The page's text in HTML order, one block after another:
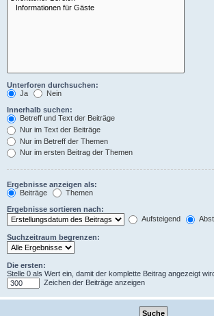
Unterforen durchsuchen:
Ja
Nein
Innerhalb suchen:
Betreff und Text der Beiträge
Nur im Text der Beiträge
Nur im Betreff der Themen
Nur im ersten Beitrag der Themen
Ergebnisse anzeigen als:
Beiträge
Themen
Ergebnisse sortieren nach:
Aufsteigend
Suchzeitraum begrenzen:
Die ersten:
Stelle 0 als Wert ein, damit der komplette Beitrag angezeigt
Zeichen der Beiträge anzeigen